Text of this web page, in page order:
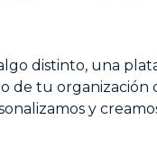
distinto, una
de tu organización
y